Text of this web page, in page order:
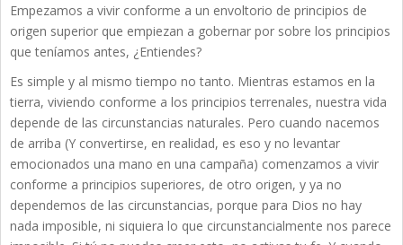
Empezamos a vivir conforme a un envoltorio de principios de
origen superior que empiezan a gobernar por sobre los principios
que teníamos antes, ¿Entiendes?
Es simple y al mismo tiempo no tanto. Mientras estamos en la
tierra, viviendo conforme a los principios terrenales, nuestra vida
depende de las circunstancias naturales. Pero cuando nacemos
de arriba (Y convertirse, en realidad, es eso y no levantar
emocionados una mano en una campaña) comenzamos a vivir
conforme a principios superiores, de otro origen, y ya no
dependemos de las circunstancias, porque para Dios no hay
nada imposible, ni siquiera lo que circunstancialmente nos parece